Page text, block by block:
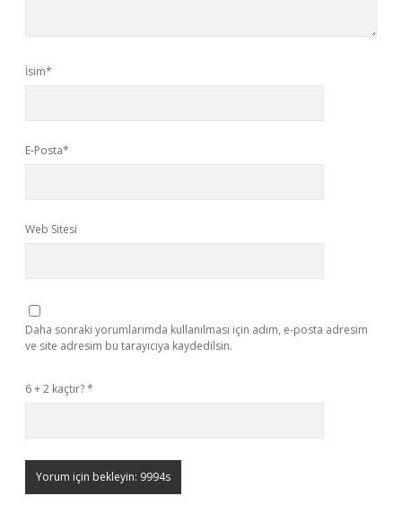
İsim*
E-Posta*
Web Sitesi
Daha sonraki yorumlarımda kullanılması için adım, e-posta adresim
ve site adresim bu tarayıcıya kaydedilsin.
6 + 2 kaçtır?*